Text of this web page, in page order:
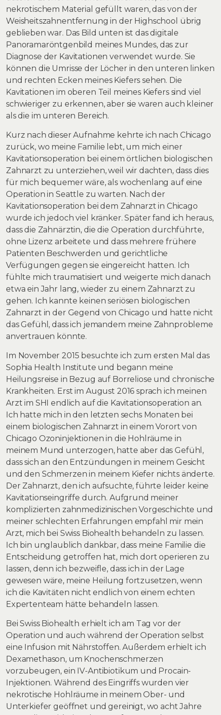
nekrotischem Material gefüllt waren, das von der
Weisheitszahnentfernung in der Highschool übrig
geblieben war. Das Bild unten ist das digitale
Panoramaröntgenbild meines Mundes, das zur
Diagnose der Kavitationen verwendet wurde. Sie
können die Umrisse der Löcher in den unteren linken
und rechten Ecken meines Kiefers sehen. Die
Kavitationen im oberen Teil meines Kiefers sind viel
schwieriger zu erkennen, aber sie waren auch kleiner
als die im unteren Bereich.
Kurz nach dieser Aufnahme kehrte ich nach Chicago
zurück, wo meine Familie lebt, um mich einer
Kavitationsoperation bei einem örtlichen biologischen
Zahnarzt zu unterziehen, weil wir dachten, dass dies
für mich bequemer wäre, als wochenlang auf eine
Operation in Seattle zu warten. Nach der
Kavitationsoperation bei dem Zahnarzt in Chicago
wurde ich jedoch viel kränker. Später fand ich heraus,
dass die Zahnärztin, die die Operation durchführte,
ohne Lizenz arbeitete und dass mehrere frühere
Patienten Beschwerden und gerichtliche
Verfügungen gegen sie eingereicht hatten. Ich
fühlte mich traumatisiert und weigerte mich danach
etwa ein Jahr lang, wieder zu einem Zahnarzt zu
gehen. Ich kannte keinen seriösen biologischen
Zahnarzt in der Gegend von Chicago und hatte nicht
das Gefühl, dass ich jemandem meine Zahnprobleme
anvertrauen könnte.
Im November 2015 besuchte ich zum ersten Mal das
Sophia Health Institute und begann meine
Heilungsreise in Bezug auf Borreliose und chronische
Krankheiten. Erst im August 2016 sprach ich meinen
Arzt im SHI endlich auf die Kavitationsoperation an.
Ich hatte mich in den letzten sechs Monaten bei
einem biologischen Zahnarzt in einem Vorort von
Chicago Ozoninjektionen in die Hohlräume in
meinem Mund unterzogen, hatte aber das Gefühl,
dass sich an den Entzündungen in meinem Gesicht
und den Schmerzen in meinem Kiefer nichts änderte.
Der Zahnarzt, den ich aufsuchte, führte leider keine
Kavitationseingriffe durch. Aufgrund meiner
komplizierten zahnmedizinischen Vorgeschichte und
meiner schlechten Erfahrungen empfahl mir mein
Arzt, mich bei Swiss Biohealth behandeln zu lassen.
Ich bin unglaublich dankbar, dass meine Familie die
Entscheidung getroffen hat, mich dort operieren zu
lassen, denn ich bezweifle, dass ich in der Lage
gewesen wäre, meine Heilung fortzusetzen, wenn
ich die Kavitäten nicht endlich von einem echten
Expertenteam hätte behandeln lassen.
Bei Swiss Biohealth erhielt ich am Tag vor der
Operation und auch während der Operation selbst
eine Infusion mit Nährstoffen. Außerdem erhielt ich
Dexamethason, um Knochenschmerzen
vorzubeugen, ein IV-Antibiotikum und Procain-
Injektionen. Während des Eingriffs wurden vier
nekrotische Hohlräume in meinem Ober- und
Unterkiefer geöffnet und gereinigt, wo acht Jahre